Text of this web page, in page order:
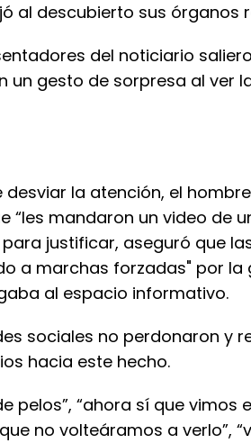
al descubierto sus órganos
del noticiario
un gesto de sorpresa al ver
desviar la atención, el
“les mandaron un video de
justificar, aseguró que
a marchas forzadas" por la
al espacio informativo.
sociales no perdonaron y
hacia este hecho.
pelos”, “ahora sí que vimos
no volteáramos a verlo”,